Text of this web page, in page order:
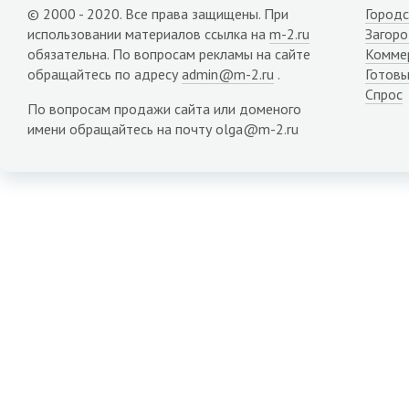
© 2000 - 2020. Все права защищены. При
использовании материалов ссылка на m-2.ru
обязательна. По вопросам рекламы на сайте
обращайтесь по адресу admin@m-2.ru .
По вопросам продажи сайта или доменого
имени обращайтесь на почту olga@m-2.ru
Спрос